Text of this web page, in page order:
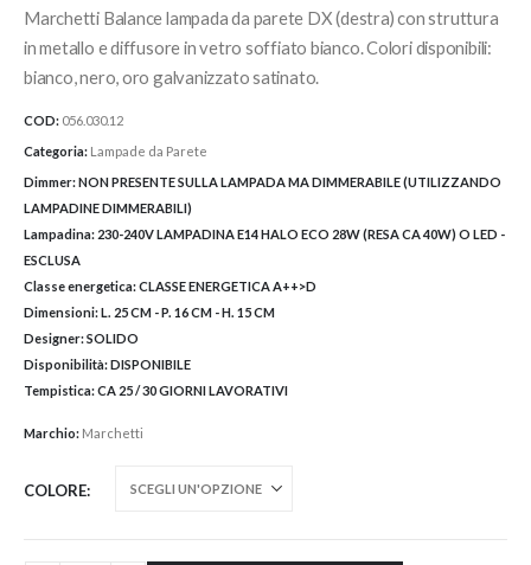
da
180,00€
a
Marchetti Balance lampada da parete DX (destra) con struttura
in metallo e diffusore in vetro soffiato bianco. Colori disponibili:
bianco, nero, oro galvanizzato satinato.
COD: 056.030.12
Categoria: Lampade da Parete
Dimmer:NON PRESENTE SULLA LAMPADA MA DIMMERABILE (UTILIZZANDO
LAMPADINE DIMMERABILI)
Lampadina: 230-240V LAMPADINA E14 HALO ECO 28W (RESA CA 40W) O LED -
ESCLUSA
Classe energetica:CLASSE ENERGETICA A++>D
Dimensioni:L. 25 CM - P. 16 CM - H. 15 CM
Designer:SOLIDO
Disponibilità:DISPONIBILE
Tempistica:CA 25 / 30 GIORNI LAVORATIVI
Marchio: Marchetti
COLORE